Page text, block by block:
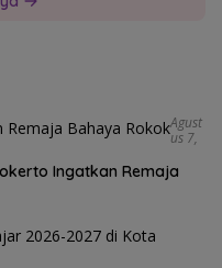
Agust
Us 7,
Ingatkan Remaja